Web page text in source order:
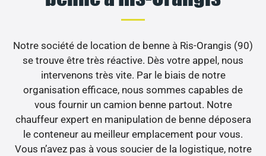
Notre société de location de benne à Ris-Orangis (90)
se trouve être très réactive. Dès votre appel, nous
intervenons très vite. Par le biais de notre
organisation efficace, nous sommes capables de
vous fournir un camion benne partout. Notre
chauffeur expert en manipulation de benne déposera
le conteneur au meilleur emplacement pour vous.
Vous n’avez pas à vous soucier de la logistique, notre